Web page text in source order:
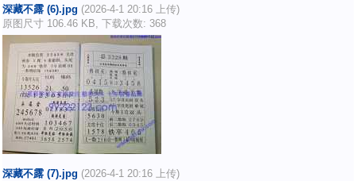
深藏不露 (6).jpg (2026-4-1 20:16 上传)
原图尺寸 106.46 KB, 下载次数: 368
深藏不露 (7).jpg (2026-4-1 20:16 上传)